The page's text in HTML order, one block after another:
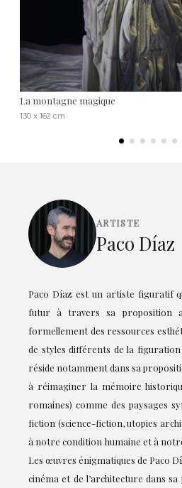
La montagne magique
130 x 162 cm
ARTISTE
Paco Díaz
Paco Díaz est un artiste figuratif
futur à travers sa proposition
formellement des ressources
de styles différents de la figuration
réside notamment dans sa
à réimaginer la mémoire
romaines) comme des paysages
fiction (science-fiction, utopies
à notre condition humaine et à
Les œuvres énigmatiques de Paco
cinéma et de l’architecture dans sa